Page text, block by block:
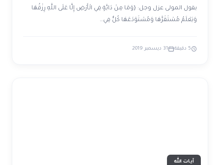
يقول المولى عزل وجل: {وَمَا مِنْ دَابَّةٍ فِي الْأَرْضِ إِلَّا عَلَى اللَّهِ رِزْقُهَا
وَيَعْلَمُ مُسْتَقَرَّهَا وَمُسْتَوْدَعَهَا كُلٌّ فِي…
5 دقيقة 31 ديسمبر 2019
آيات الله